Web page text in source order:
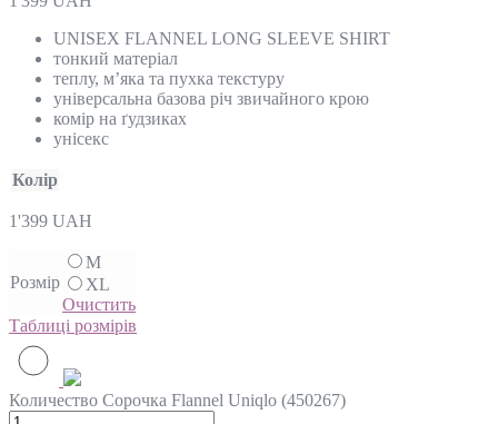
UNISEX FLANNEL LONG SLEEVE SHIRT
тонкий матеріал
теплу, м’яка та пухка текстуру
універсальна базова річ звичайного крою
комір на ґудзиках
унісекс
Колір
1'399 UAH
Розмір
M
XL
Очистить
Таблиці розмірів
Количество Сорочка Flannel Uniqlo (450267)